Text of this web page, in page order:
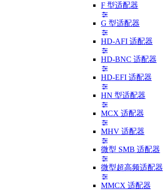
F 型适配器
G 型适配器
HD-AFI 适配器
HD-BNC 适配器
HD-EFI 适配器
HN 型适配器
MCX 适配器
MHV 适配器
微型 SMB 适配器
微型超高频适配器
MMCX 适配器